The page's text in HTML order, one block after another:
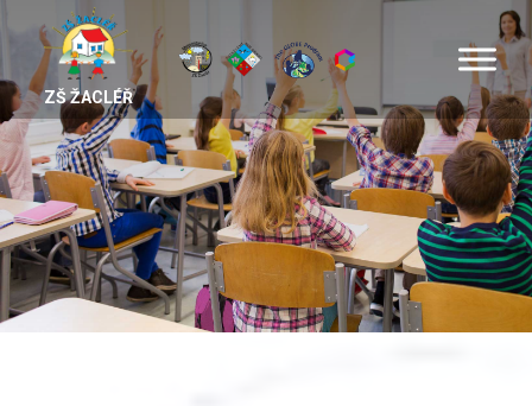
ZŠ ŽACLÉŘ